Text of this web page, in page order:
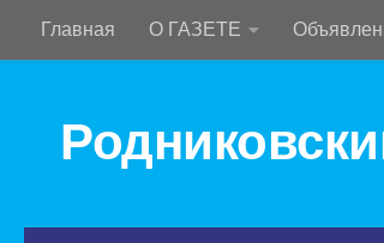
Перейти к содержимому
Главная О ГАЗЕТЕ